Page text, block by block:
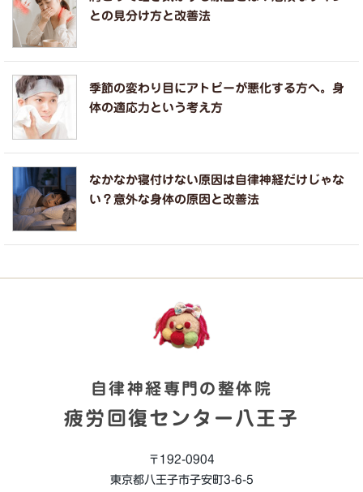
との見分け方と改善法
季節の変わり目にアトピーが悪化する方へ。身
体の適応力という考え方
なかなか寝付けない原因は自律神経だけじゃな
い？意外な身体の原因と改善法
自律神経専門の整体院
疲労回復センター八王子
〒192-0904
東京都八王子市子安町3-6-5